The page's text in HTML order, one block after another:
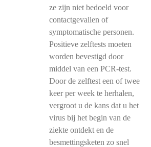
ze zijn niet bedoeld voor
contactgevallen of
symptomatische personen.
Positieve zelftests moeten
worden bevestigd door
middel van een PCR-test.
Door de zelftest een of twee
keer per week te herhalen,
vergroot u de kans dat u het
virus bij het begin van de
ziekte ontdekt en de
besmettingsketen zo snel